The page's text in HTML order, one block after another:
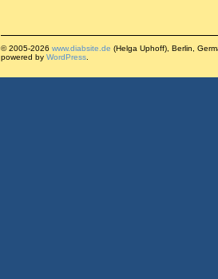
© 2005-2026 www.diabsite.de (Helga Uphoff), Berlin,
powered by WordPress.